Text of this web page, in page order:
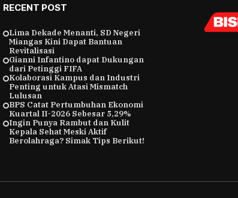
RECENT POST
Lima Dekade Menanti, SD Negeri
Miangas Kini Dapat Bantuan
Revitalisasi
Gianni Infantino dapat Dukungan
dari Petinggi FIFA
Kolaborasi Kampus dan Industri
Penting untuk Atasi Mismatch
Lulusan
BPS Catat Pertumbuhan Ekonomi
Kuartal II-2026 Sebesar 5,29%
Ingin Punya Rambut dan Kulit
Kepala Sehat Meski Aktif
Berolahraga? Simak Tips Berikut!